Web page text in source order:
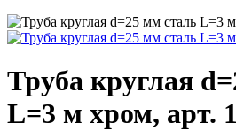
Труба круглая
L=3 м хром, арт.